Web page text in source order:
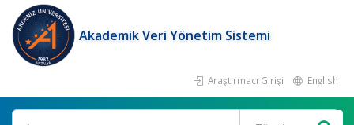
Akademik Veri Yönetim Sistemi
Araştırmacı Girişi English
Ara